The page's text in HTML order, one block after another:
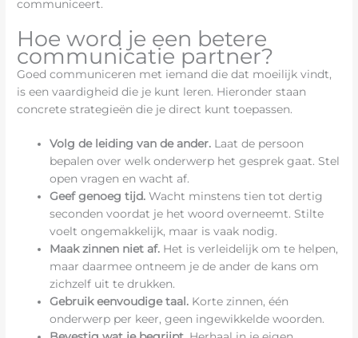
communiceert.
Hoe word je een betere
communicatie partner?
Goed communiceren met iemand die dat moeilijk vindt,
is een vaardigheid die je kunt leren. Hieronder staan
concrete strategieën die je direct kunt toepassen.
Volg de leiding van de ander. Laat de persoon
bepalen over welk onderwerp het gesprek gaat. Stel
open vragen en wacht af.
Geef genoeg tijd. Wacht minstens tien tot dertig
seconden voordat je het woord overneemt. Stilte
voelt ongemakkelijk, maar is vaak nodig.
Maak zinnen niet af. Het is verleidelijk om te helpen,
maar daarmee ontneem je de ander de kans om
zichzelf uit te drukken.
Gebruik eenvoudige taal. Korte zinnen, één
onderwerp per keer, geen ingewikkelde woorden.